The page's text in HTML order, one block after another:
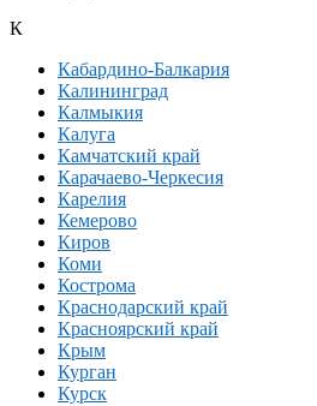
К
Кабардино-Балкария
Калининград
Калмыкия
Калуга
Камчатский край
Карачаево-Черкесия
Карелия
Кемерово
Киров
Коми
Кострома
Краснодарский край
Красноярский край
Крым
Курган
Курск